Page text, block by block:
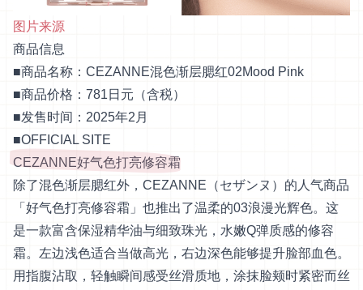
图片来源
商品信息
■商品名称：CEZANNE混色渐层腮红02Mood Pink
■商品价格：781日元（含税）
■发售时间：2025年2月
■OFFICIAL SITE
CEZANNE好气色打亮修容霜
除了混色渐层腮红外，CEZANNE（セザンヌ）的人气商品
「好气色打亮修容霜」也推出了温柔的03浪漫光辉色。这
是一款富含保湿精华油与细致珠光，水嫩Q弹质感的修容
霜。左边浅色适合当做高光，右边深色能够提升脸部血色。
用指腹沾取，轻触瞬间感受丝滑质地，涂抹脸颊时紧密而丝